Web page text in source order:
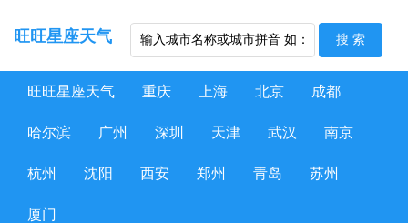
旺旺星座天气
旺旺星座天气 重庆 上海 北京 成都
哈尔滨 广州 深圳 天津 武汉 南京
杭州 沈阳 西安 郑州 青岛 苏州
厦门